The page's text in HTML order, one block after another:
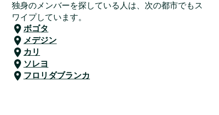
独身のメンバーを探している人は、次の都市でもス
ワイプしています。
ボゴタ
メデジン
カリ
ソレヨ
フロリダブランカ